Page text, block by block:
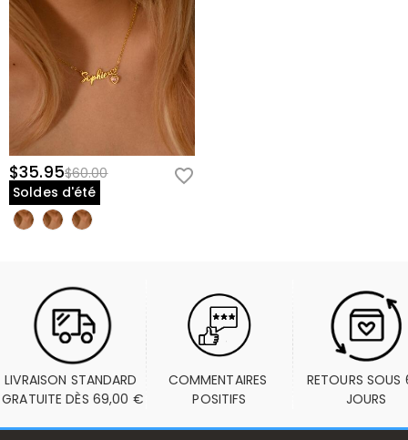
$35.95$60.00
Soldes d'été
LIVRAISON STANDARD
GRATUITE DÈS 69,00 €
COMMENTAIRES
POSITIFS
RETOURS SOUS
JOURS